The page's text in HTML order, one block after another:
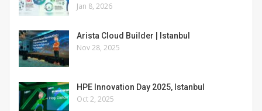
Jan 8, 2026
Arista Cloud Builder | Istanbul
Nov 28, 2025
HPE Innovation Day 2025, Istanbul
Oct 2, 2025